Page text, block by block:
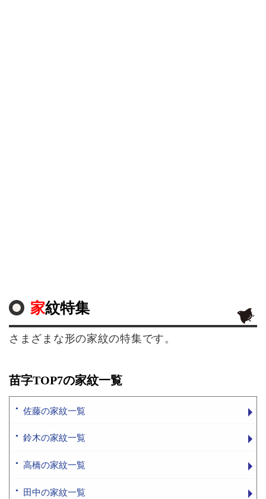
家紋特集
さまざまな形の家紋の特集です。
苗字TOP7の家紋一覧
佐藤の家紋一覧
鈴木の家紋一覧
高橋の家紋一覧
田中の家紋一覧